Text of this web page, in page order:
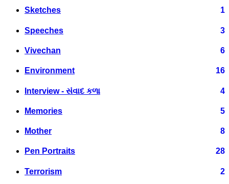
Sketches 1
Speeches 3
Vivechan 6
Environment 16
Interview - સંવાદ કળા 4
Memories 5
Mother 8
Pen Portraits 28
Terrorism 2